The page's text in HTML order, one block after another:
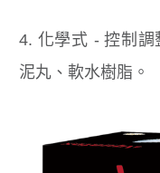
4. 化學式 - 控制調
泥丸、軟水樹脂。